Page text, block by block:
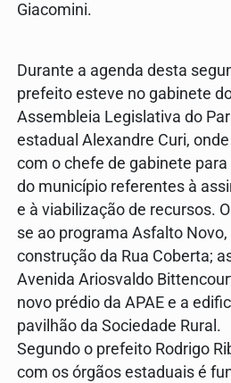
Giacomini.
Durante a agenda desta
prefeito esteve no gabinete
Assembleia Legislativa do
estadual Alexandre Curi,
com o chefe de gabinete
do município referentes à
e à viabilização de recursos.
se ao programa Asfalto Novo,
construção da Rua Coberta;
Avenida Ariosvaldo
novo prédio da APAE e a
pavilhão da Sociedade Rural.
Segundo o prefeito Rodrigo
com os órgãos estaduais é